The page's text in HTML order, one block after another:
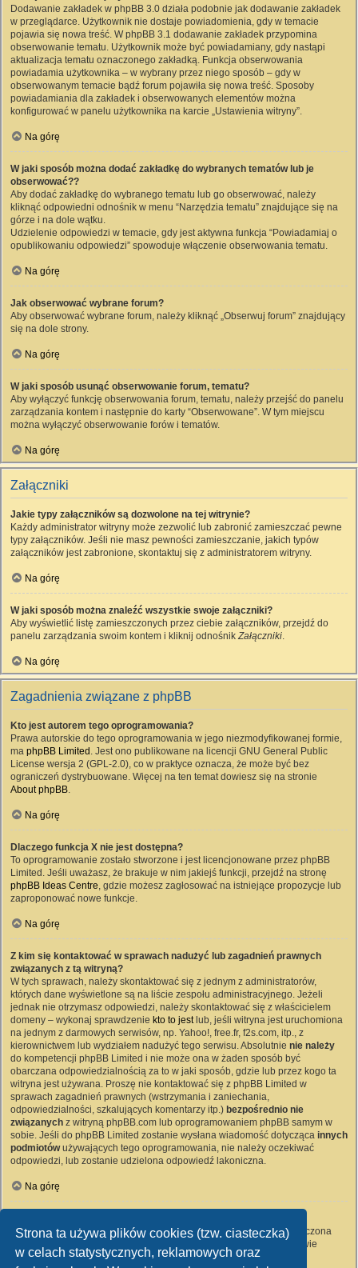
Strona ta używa plików cookies (tzw. ciasteczka)
w celach statystycznych, reklamowych oraz
Dodawanie zakładek w phpBB 3.0 działa podobnie jak dodawanie zakładek
w przeglądarce. Użytkownik nie dostaje powiadomienia, gdy w temacie
pojawia się nowa treść. W phpBB 3.1 dodawanie zakładek przypomina
obserwowanie tematu. Użytkownik może być powiadamiany, gdy nastąpi
aktualizacja tematu oznaczonego zakładką. Funkcja obserwowania
powiadamia użytkownika – w wybrany przez niego sposób – gdy w
obserwowanym temacie bądź forum pojawiła się nowa treść. Sposoby
powiadamiania dla zakładek i obserwowanych elementów można
konfigurować w panelu użytkownika na karcie „Ustawienia witryny”.
Na górę
W jaki sposób można dodać zakładkę do wybranych tematów lub je
obserwować??
Aby dodać zakładkę do wybranego tematu lub go obserwować, należy
kliknąć odpowiedni odnośnik w menu “Narzędzia tematu” znajdujące się na
górze i na dole wątku.
Udzielenie odpowiedzi w temacie, gdy jest aktywna funkcja “Powiadamiaj o
opublikowaniu odpowiedzi” spowoduje włączenie obserwowania tematu.
Na górę
Jak obserwować wybrane forum?
Aby obserwować wybrane forum, należy kliknąć „Obserwuj forum” znajdujący
się na dole strony.
Na górę
W jaki sposób usunąć obserwowanie forum, tematu?
Aby wyłączyć funkcję obserwowania forum, tematu, należy przejść do panelu
zarządzania kontem i następnie do karty “Obserwowane”. W tym miejscu
można wyłączyć obserwowanie forów i tematów.
Na górę
Załączniki
Jakie typy załączników są dozwolone na tej witrynie?
Każdy administrator witryny może zezwolić lub zabronić zamieszczać pewne
typy załączników. Jeśli nie masz pewności zamieszczanie, jakich typów
załączników jest zabronione, skontaktuj się z administratorem witryny.
Na górę
W jaki sposób można znaleźć wszystkie swoje załączniki?
Aby wyświetlić listę zamieszczonych przez ciebie załączników, przejdź do
panelu zarządzania swoim kontem i kliknij odnośnikZałączniki.
Na górę
Zagadnienia związane z phpBB
Kto jest autorem tego oprogramowania?
Prawa autorskie do tego oprogramowania w jego niezmodyfikowanej formie,
ma phpBB Limited . Jest ono publikowane na licencji GNU General Public
License wersja 2 (GPL-2.0), co w praktyce oznacza, że może być bez
ograniczeń dystrybuowane. Więcej na ten temat dowiesz się na stronie
About phpBB.
Na górę
Dlaczego funkcja X nie jest dostępna?
To oprogramowanie zostało stworzone i jest licencjonowane przez phpBB
Limited. Jeśli uważasz, że brakuje w nim jakiejś funkcji, przejdź na stronę
phpBB Ideas Centre, gdzie możesz zagłosować na istniejące propozycje lub
zaproponować nowe funkcje.
Na górę
Z kim się kontaktować w sprawach nadużyć lub zagadnień prawnych
związanych z tą witryną?
W tych sprawach, należy skontaktować się z jednym z administratorów,
których dane wyświetlone są na liście zespołu administracyjnego. Jeżeli
jednak nie otrzymasz odpowiedzi, należy skontaktować się z właścicielem
domeny – wykonaj sprawdzenie kto to jestlub, jeśli witryna jest uruchomiona
na jednym z darmowych serwisów, np. Yahoo!, free.fr, f2s.com, itp., z
kierownictwem lub wydziałem nadużyć tego serwisu. Absolutnie nie należy
do kompetencji phpBB Limited i nie może ona w żaden sposób być
obarczana odpowiedzialnością za to w jaki sposób, gdzie lub przez kogo ta
witryna jest używana. Proszę nie kontaktować się z phpBB Limited w
sprawach zagadnień prawnych (wstrzymania i zaniechania,
odpowiedzialności, szkalujących komentarzy itp.) bezpośrednio nie
związanych z witryną phpBB.com lub oprogramowaniem phpBB samym w
sobie. Jeśli do phpBB Limited zostanie wysłana wiadomość dotycząca innych
podmiotówużywających tego oprogramowania, nie należy oczekiwać
odpowiedzi, lub zostanie udzielona odpowiedź lakoniczna.
Na górę
Wszyscy użytkownicy witryny mogą używać – jeśli funkcja ta jest włączona
przez administratora witryny – formularza „Kontakt z nami”. Członkowie
witryny mogą także używać odnośnika „Zespół administracyjny”.